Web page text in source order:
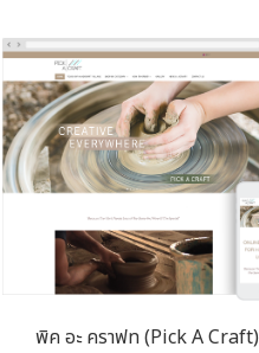
พิค อะ คราฟท (Pick A Craft)